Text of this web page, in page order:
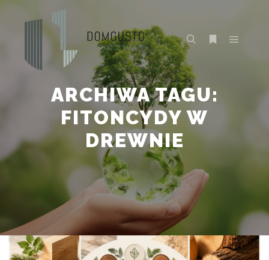
ARCHIWA TAGU:
FITONCYDY W
DREWNIE